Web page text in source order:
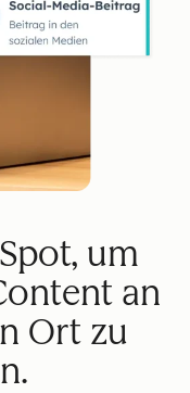
um
an
Ort zu